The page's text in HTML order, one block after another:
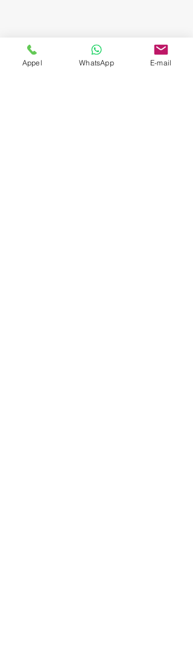
Appel WhatsApp E-mail